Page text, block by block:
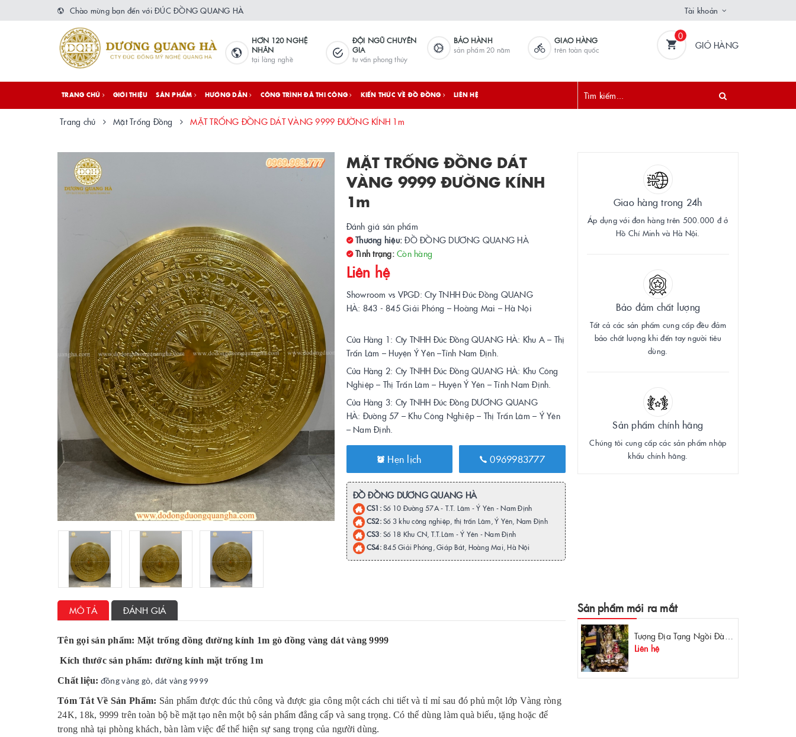
Chào mừng bạn đến với ĐÚC ĐỒNG QUANG HÀ Tài khoản
HƠN 120 NGHỆ
NHÂN
tại làng nghề
ĐỘI NGŨ CHUYÊN
GIA
tư vấn phong thủy
BẢO HÀNH
sản phẩm 20 năm
GIAO HÀNG
trên toàn quốc
0
GIỎ HÀNG
TRANG CHỦ GIỚI THIỆU SẢN PHẨM HƯỚNG DẪN CÔNG TRÌNH ĐÃ THI CÔNG KIẾN THỨC VỀ ĐỒ ĐỒNG LIÊN HỆ
Trang chủ Mặt Trống Đồng MẶT TRỐNG ĐỒNG DÁT VÀNG 9999 ĐƯỜNG KÍNH 1m
MẶT TRỐNG ĐỒNG DÁT
VÀNG 9999 ĐƯỜNG KÍNH
1m
Đánh giá sản phẩm
Thương hiệu: ĐỒ ĐỒNG DƯƠNG QUANG HÀ
Tình trạng: Còn hàng
Liên hệ
Showroom vs VPGD: Cty TNHH Đúc Đồng QUANG
HÀ: 843 - 845 Giải Phóng – Hoàng Mai – Hà Nội
Cửa Hàng 1: Cty TNHH Đúc Đồng QUANG HÀ: Khu A – Thị
Trấn Lâm – Huyện Ý Yên –Tỉnh Nam Định.
Cửa Hàng 2: Cty TNHH Đúc Đồng QUANG HÀ: Khu Công
Nghiệp – Thị Trấn Lâm – Huyện Ý Yên – Tỉnh Nam Định.
Cửa Hàng 3: Cty TNHH Đúc Đồng DƯƠNG QUANG
HÀ: Đường 57 – Khu Công Nghiệp – Thị Trấn Lâm – Ý Yên
– Nam Định.
Hẹn lịch 0969983777
ĐỒ ĐỒNG DƯƠNG QUANG HÀ
CS1:Số 10 Đường 57A - T.T. Lâm - Ý Yên - Nam Định
CS2:Số 3 khu công nghiệp, thị trấn Lâm, Ý Yên, Nam Định
CS3: Số 18 Khu CN, T.T.Lâm - Ý Yên - Nam Định
CS4:845 Giải Phóng, Giáp Bát, Hoàng Mai, Hà Nội
Giao hàng trong 24h
Áp dụng với đơn hàng trên 500.000 đ ở
Hồ Chí Minh và Hà Nội.
Bảo đảm chất lượng
Tất cả các sản phẩm cung cấp đều đảm
bảo chất lượng khi đến tay người tiêu
dùng.
Sản phẩm chính hãng
Chúng tôi cung cấp các sản phẩm nhập
khẩu chính hãng.
MÔ TẢ ĐÁNH GIÁ
Tên gọi sản phẩm: Mặt trống đồng đường kính 1m gò đồng vàng dát vàng 9999
Kích thước sản phẩm: đường kính mặt trống 1m
Chất liệu: đồng vàng gò, dát vàng 9999
Tóm Tắt Về Sản Phẩm: Sản phẩm được đúc thủ công và được gia công một cách chi tiết và tỉ mỉ sau đó phủ một lớp Vàng ròng
24K, 18k, 9999 trên toàn bộ bề mặt tạo nên một bộ sản phẩm đẳng cấp và sang trọng. Có thể dùng làm quà biếu, tặng hoặc để
trong nhà tại phòng khách, bàn làm việc để thể hiện sự sang trọng của người dùng.
Sản phẩm mới ra mắt
Tượng Địa Tạng Ngồi Đài Sen Đồng Mạ Vàng
Liên hệ